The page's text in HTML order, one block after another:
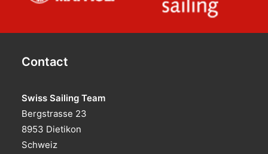
Contact
Swiss Sailing Team
Bergstrasse 23
8953 Dietikon
Schweiz